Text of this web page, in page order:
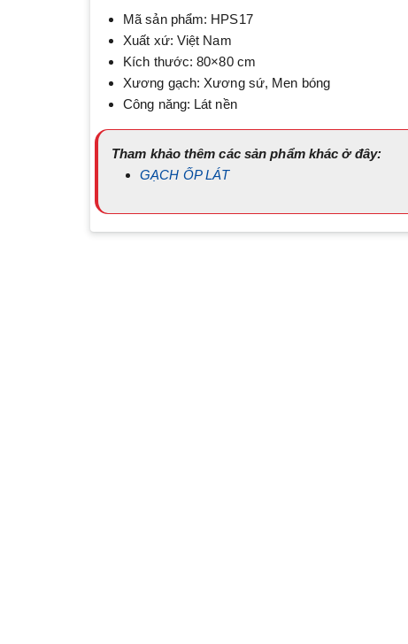
Mã sản phẩm: HPS17
Xuất xứ: Việt Nam
Kích thước: 80×80 cm
Xương gạch: Xương sứ, Men bóng
Công năng: Lát nền
Tham khảo thêm các sản phẩm khác ở đây:
GẠCH ỐP LÁT